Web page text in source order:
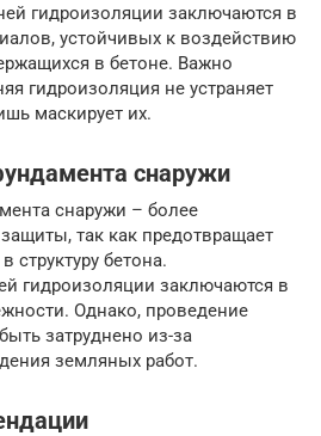
гидроизоляции заключаются в
устойчивых к воздействию
в бетоне. Важно
гидроизоляция не устраняет
маскирует их.
снаружи
снаружи – более
так как предотвращает
структуру бетона.
гидроизоляции заключаются в
Однако, проведение
затруднено из-за
земляных работ.